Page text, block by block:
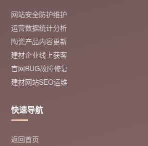
网站安全防护维护
运营数据统计分析
陶瓷产品内容更新
建材企业线上获客
官网BUG故障修复
建材网站SEO运维
快速导航
返回首页